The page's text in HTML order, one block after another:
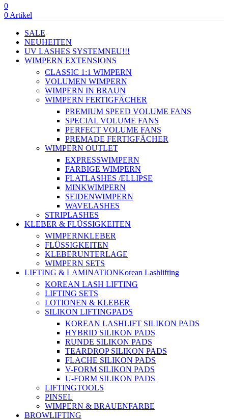
0
0 Artikel
SALE
NEUHEITEN
UV LASHES SYSTEMNEU!!!
WIMPERN EXTENSIONS
CLASSIC 1:1 WIMPERN
VOLUMEN WIMPERN
WIMPERN IN BRAUN
WIMPERN FERTIGFÄCHER
PREMIUM SPEED VOLUME FANS
SPECIAL VOLUME FANS
PERFECT VOLUME FANS
PREMADE FERTIGFÄCHER
WIMPERN OUTLET
EXPRESSWIMPERN
FARBIGE WIMPERN
FLATLASHES /ELLIPSE
MINKWIMPERN
SEIDENWIMPERN
WAVELASHES
STRIPLASHES
KLEBER & FLÜSSIGKEITEN
WIMPERNKLEBER
FLÜSSIGKEITEN
KLEBERUNTERLAGE
WIMPERN SETS
LIFTING & LAMINATIONKorean Lashlifting
KOREAN LASH LIFTING
LIFTING SETS
LOTIONEN & KLEBER
SILIKON LIFTINGPADS
KOREAN LASHLIFT SILIKON PADS
HYBRID SILIKON PADS
RUNDE SILIKON PADS
TEARDROP SILIKON PADS
FLACHE SILIKON PADS
V-FORM SILIKON PADS
U-FORM SILIKON PADS
LIFTINGTOOLS
PINSEL
WIMPERN & BRAUENFARBE
BROWLIFTING